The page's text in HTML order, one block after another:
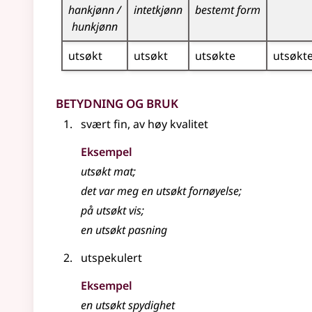
hankjønn /
hunkjønn
intetkjønn bestemt form
utsøkt utsøkt utsøkte
Betydning og bruk
svært fin, av høy kvalitet
Eksempel
utsøkt mat;
det var meg en utsøktfornøyelse;
på utsøkt vis;
en utsøkt pasning
utspekulert
Eksempel
en utsøktspydighet